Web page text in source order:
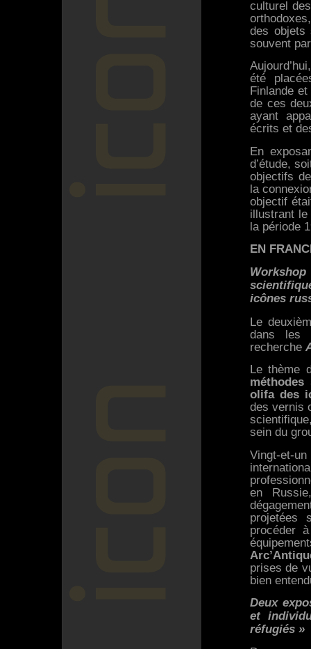
culturel
des objets
souvent
été
Finlande
de ces
ayant
écrits et
En
d’étude,
objectifs
la
objectif
illustrant
la période
EN
Workshop
icônes
Le
dans les
recherche
Le thème
olifa des
des vernis
sein du
Vingt-et-
en
projetées
procéder
prises de
bien
Deux
et
réfugiés »